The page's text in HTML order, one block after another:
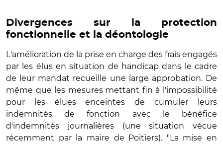
Divergences sur la protection
fonctionnelle et la déontologie
L'amélioration de la prise en charge des frais engagés
par les élus en situation de handicap dans le cadre
de leur mandat recueille une large approbation. De
même que les mesures mettant fin à l'impossibilité
pour les élues enceintes de cumuler leurs
indemnités de fonction avec le bénéfice
d'indemnités journalières (une situation vécue
récemment par la maire de Poitiers). "La mise en